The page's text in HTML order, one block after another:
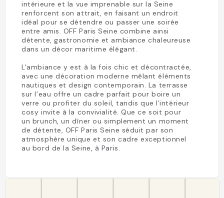
intérieure et la vue imprenable sur la Seine
renforcent son attrait, en faisant un endroit
idéal pour se détendre ou passer une soirée
entre amis. OFF Paris Seine combine ainsi
détente, gastronomie et ambiance chaleureuse
dans un décor maritime élégant.
L'ambiance y est à la fois chic et décontractée,
avec une décoration moderne mêlant éléments
nautiques et design contemporain. La terrasse
sur l’eau offre un cadre parfait pour boire un
verre ou profiter du soleil, tandis que l’intérieur
cosy invite à la convivialité. Que ce soit pour
un brunch, un dîner ou simplement un moment
de détente, OFF Paris Seine séduit par son
atmosphère unique et son cadre exceptionnel
au bord de la Seine, à Paris.